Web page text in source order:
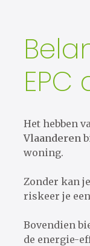
Het hebben
Vlaanderen
woning.
​​​​​​​Zonder kan
riskeer je
Bovendien
de energie-